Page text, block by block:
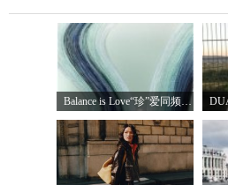
Balance is Love“珍”爱同频 耀启七夕 TASA